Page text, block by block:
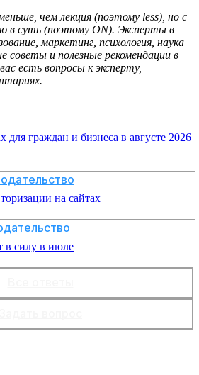
чем лекция (поэтому less), но с
в суть (поэтому ON). Эксперты в
маркетинг, психология, наука
советы и полезные рекомендации в
есть вопросы к эксперту,
для граждан и бизнеса в августе 2026
на сайтах
в силу в июле